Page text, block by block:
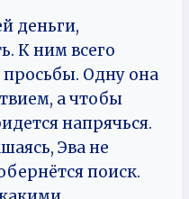
деньги,
К ним всего
Одну она
а чтобы
напрячься.
Эва не
поиск.